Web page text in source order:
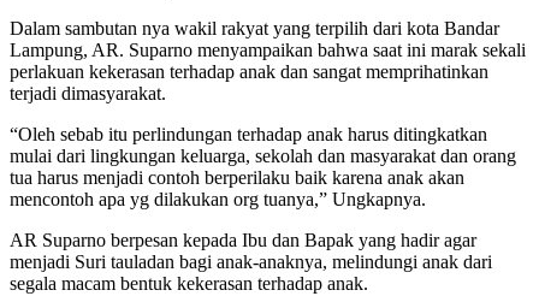
Dalam sambutan nya wakil rakyat yang terpilih dari kota Bandar
Lampung, AR. Suparno menyampaikan bahwa saat ini marak sekali
perlakuan kekerasan terhadap anak dan sangat memprihatinkan
terjadi dimasyarakat.
“Oleh sebab itu perlindungan terhadap anak harus ditingkatkan
mulai dari lingkungan keluarga, sekolah dan masyarakat dan orang
tua harus menjadi contoh berperilaku baik karena anak akan
mencontoh apa yg dilakukan org tuanya,” Ungkapnya.
AR Suparno berpesan kepada Ibu dan Bapak yang hadir agar
menjadi Suri tauladan bagi anak-anaknya, melindungi anak dari
segala macam bentuk kekerasan terhadap anak.